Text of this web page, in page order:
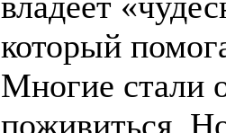
который
Многие стали
поживиться.